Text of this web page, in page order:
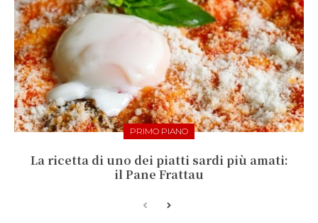
PRIMO PIANO
La ricetta di uno dei piatti sardi più amati:
il Pane Frattau